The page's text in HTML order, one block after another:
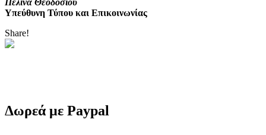
Υπεύθυνη Τύπου και Επικοινωνίας
Share!
Δωρεά με Paypal